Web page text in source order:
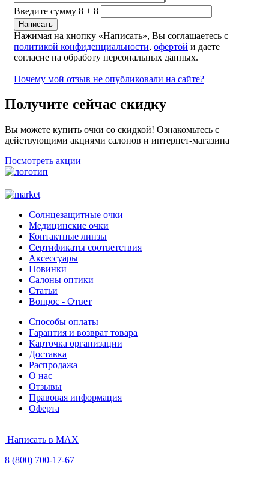
Введите сумму 8 + 8
Нажимая на кнопку «Написать», Вы соглашаетесь с
политикой конфиденциальности, офертой и даете
согласие на обработу персональных данных.
Почему мой отзыв не опубликовали на сайте?
Получите сейчас скидку
Вы можете купить очки со скидкой! Ознакомьтесь с
действующими акциями салонов и интернет-магазина
Посмотреть акции
Солнцезащитные очки
Медицинские очки
Контактные линзы
Сертификаты соответствия
Аксессуары
Новинки
Салоны оптики
Статьи
Вопрос - Ответ
Способы оплаты
Гарантия и возврат товара
Карточка организации
Доставка
Распродажа
О нас
Отзывы
Правовая информация
Оферта
Написать в MAX
8 (800) 700-17-67